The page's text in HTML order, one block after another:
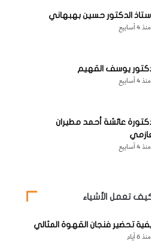
الدكتور حسين بهبهاني
منذ 4 أسابيع
يوسف القهيم
منذ 4 أسابيع
عائشة أحمد مطيران
منذ 4 أسابيع
تعمل الأشياء
تحضير فنجان القهوة المثالي
منذ 6 أيام